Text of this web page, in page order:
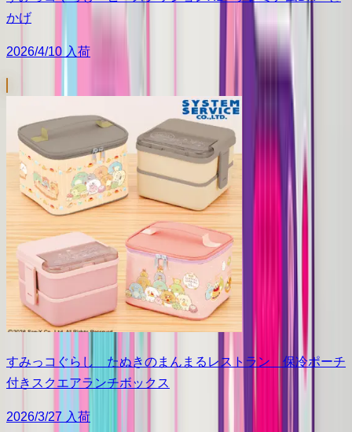
かげ
2026/4/10 入荷
すみっコぐらし たぬきのまんまるレストラン 保冷ポーチ
付きスクエアランチボックス
2026/3/27 入荷